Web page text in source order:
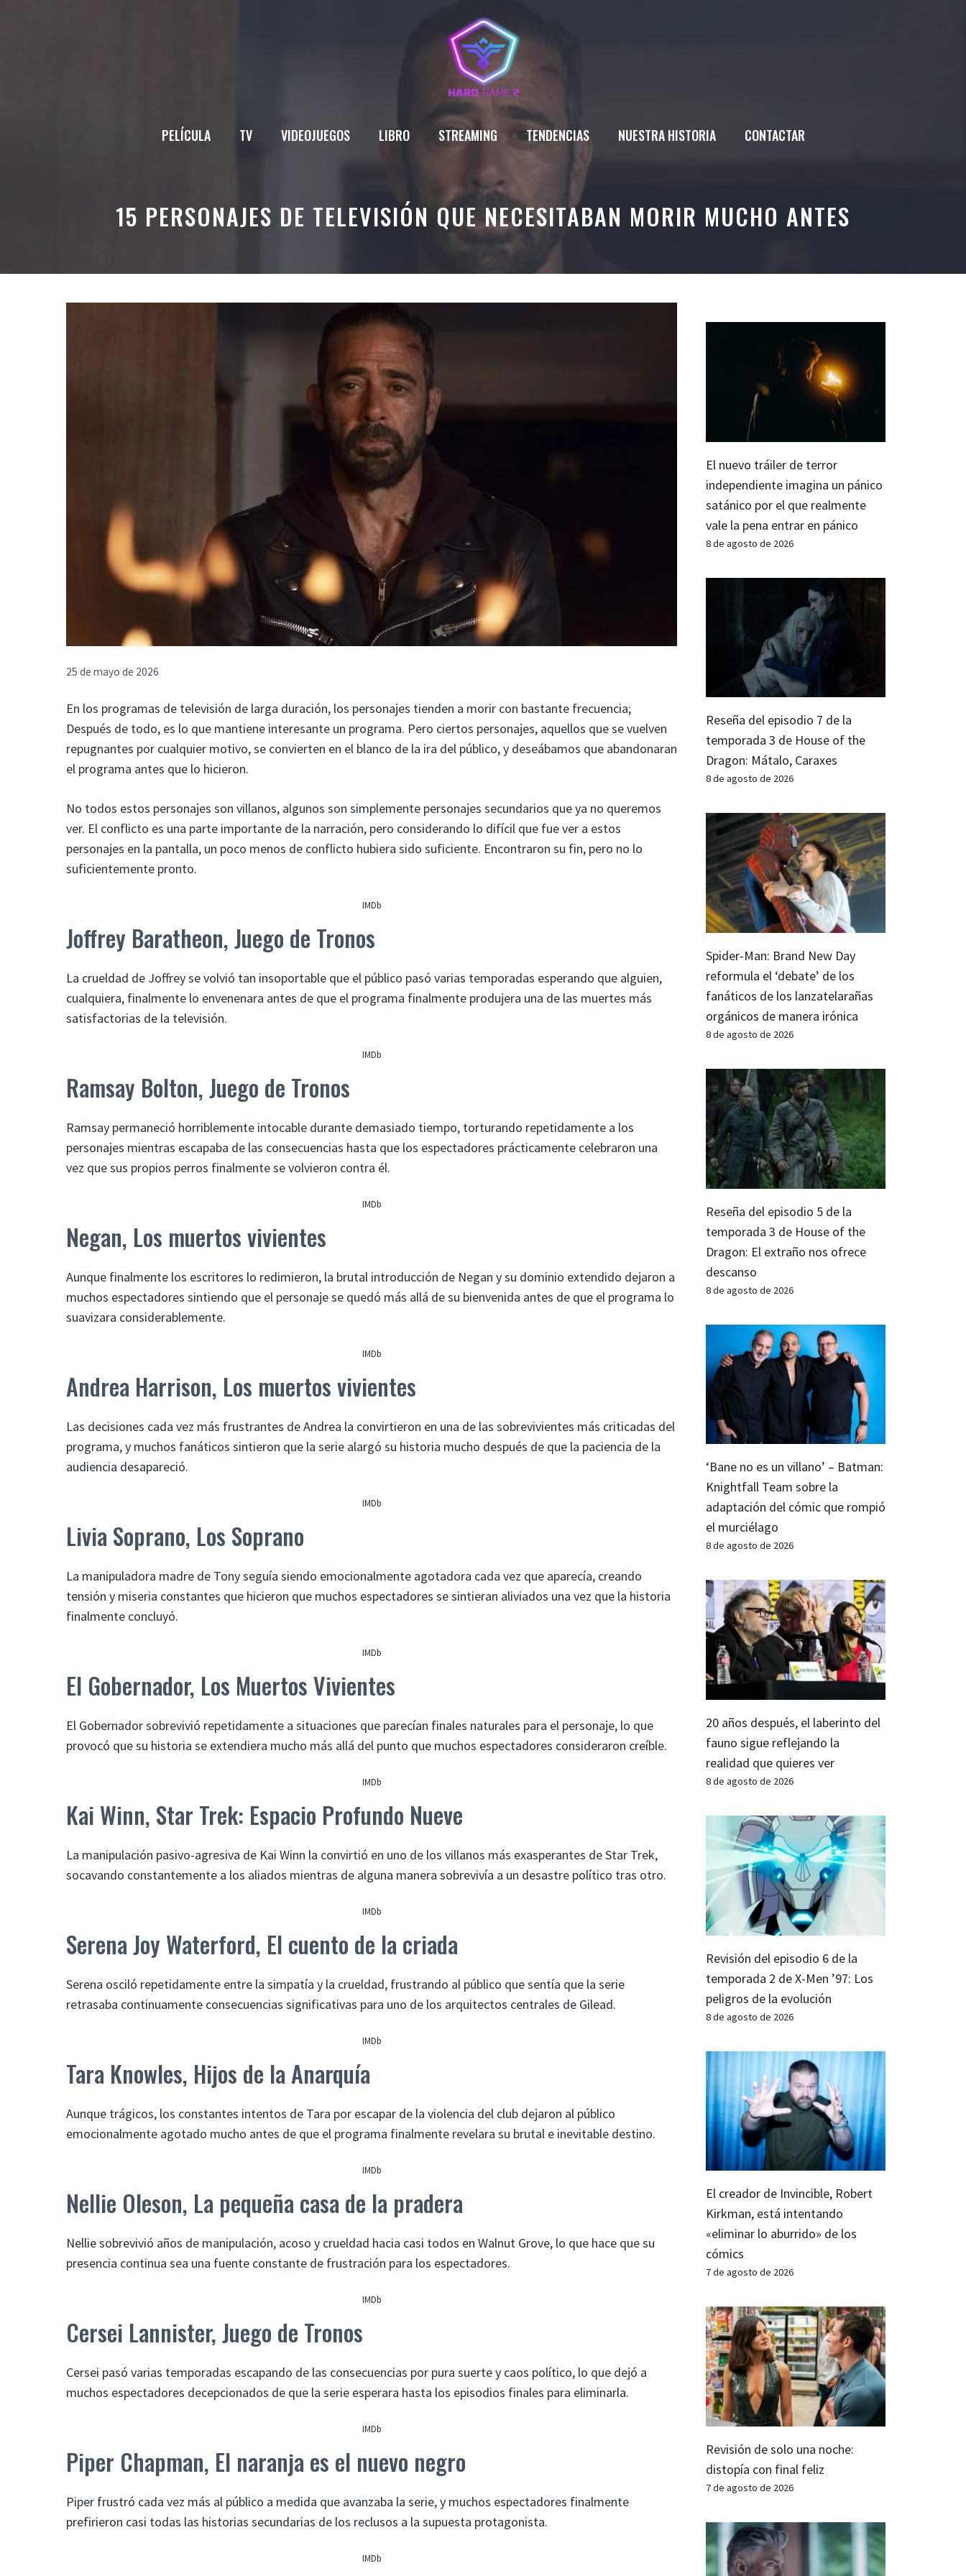
PELÍCULA TV VIDEOJUEGOS LIBRO STREAMING TENDENCIAS NUESTRA HISTORIA CONTACTAR
15 PERSONAJES DE TELEVISIÓN QUE NECESITABAN MORIR MUCHO ANTES
25 de mayo de 2026
En los programas de televisión de larga duración, los personajes tienden a morir con bastante frecuencia;
Después de todo, es lo que mantiene interesante un programa. Pero ciertos personajes, aquellos que se vuelven
repugnantes por cualquier motivo, se convierten en el blanco de la ira del público, y deseábamos que abandonaran
el programa antes que lo hicieron.
No todos estos personajes son villanos, algunos son simplemente personajes secundarios que ya no queremos
ver. El conflicto es una parte importante de la narración, pero considerando lo difícil que fue ver a estos
personajes en la pantalla, un poco menos de conflicto hubiera sido suficiente. Encontraron su fin, pero no lo
suficientemente pronto.
IMDb
Joffrey Baratheon, Juego de Tronos
La crueldad de Joffrey se volvió tan insoportable que el público pasó varias temporadas esperando que alguien,
cualquiera, finalmente lo envenenara antes de que el programa finalmente produjera una de las muertes más
satisfactorias de la televisión.
IMDb
Ramsay Bolton, Juego de Tronos
Ramsay permaneció horriblemente intocable durante demasiado tiempo, torturando repetidamente a los
personajes mientras escapaba de las consecuencias hasta que los espectadores prácticamente celebraron una
vez que sus propios perros finalmente se volvieron contra él.
IMDb
Negan, Los muertos vivientes
Aunque finalmente los escritores lo redimieron, la brutal introducción de Negan y su dominio extendido dejaron a
muchos espectadores sintiendo que el personaje se quedó más allá de su bienvenida antes de que el programa lo
suavizara considerablemente.
IMDb
Andrea Harrison, Los muertos vivientes
Las decisiones cada vez más frustrantes de Andrea la convirtieron en una de las sobrevivientes más criticadas del
programa, y ​​muchos fanáticos sintieron que la serie alargó su historia mucho después de que la paciencia de la
audiencia desapareció.
IMDb
Livia Soprano, Los Soprano
La manipuladora madre de Tony seguía siendo emocionalmente agotadora cada vez que aparecía, creando
tensión y miseria constantes que hicieron que muchos espectadores se sintieran aliviados una vez que la historia
finalmente concluyó.
IMDb
El Gobernador, Los Muertos Vivientes
El Gobernador sobrevivió repetidamente a situaciones que parecían finales naturales para el personaje, lo que
provocó que su historia se extendiera mucho más allá del punto que muchos espectadores consideraron creíble.
IMDb
Kai Winn, Star Trek: Espacio Profundo Nueve
La manipulación pasivo-agresiva de Kai Winn la convirtió en uno de los villanos más exasperantes de Star Trek,
socavando constantemente a los aliados mientras de alguna manera sobrevivía a un desastre político tras otro.
IMDb
Serena Joy Waterford, El cuento de la criada
Serena osciló repetidamente entre la simpatía y la crueldad, frustrando al público que sentía que la serie
retrasaba continuamente consecuencias significativas para uno de los arquitectos centrales de Gilead.
IMDb
Tara Knowles, Hijos de la Anarquía
Aunque trágicos, los constantes intentos de Tara por escapar de la violencia del club dejaron al público
emocionalmente agotado mucho antes de que el programa finalmente revelara su brutal e inevitable destino.
IMDb
Nellie Oleson, La pequeña casa de la pradera
Nellie sobrevivió años de manipulación, acoso y crueldad hacia casi todos en Walnut Grove, lo que hace que su
presencia continua sea una fuente constante de frustración para los espectadores.
IMDb
Cersei Lannister, Juego de Tronos
Cersei pasó varias temporadas escapando de las consecuencias por pura suerte y caos político, lo que dejó a
muchos espectadores decepcionados de que la serie esperara hasta los episodios finales para eliminarla.
IMDb
Piper Chapman, El naranja es el nuevo negro
Piper frustró cada vez más al público a medida que avanzaba la serie, y muchos espectadores finalmente
prefirieron casi todas las historias secundarias de los reclusos a la supuesta protagonista.
IMDb
El nuevo tráiler de terror
independiente imagina un pánico
satánico por el que realmente
vale la pena entrar en pánico
8 de agosto de 2026
Reseña del episodio 7 de la
temporada 3 de House of the
Dragon: Mátalo, Caraxes
8 de agosto de 2026
Spider-Man: Brand New Day
reformula el ‘debate’ de los
fanáticos de los lanzatelarañas
orgánicos de manera irónica
8 de agosto de 2026
Reseña del episodio 5 de la
temporada 3 de House of the
Dragon: El extraño nos ofrece
descanso
8 de agosto de 2026
‘Bane no es un villano’ – Batman:
Knightfall Team sobre la
adaptación del cómic que rompió
el murciélago
8 de agosto de 2026
20 años después, el laberinto del
fauno sigue reflejando la
realidad que quieres ver
8 de agosto de 2026
Revisión del episodio 6 de la
temporada 2 de X-Men ’97: Los
peligros de la evolución
8 de agosto de 2026
El creador de Invincible, Robert
Kirkman, está intentando
«eliminar lo aburrido» de los
cómics
7 de agosto de 2026
Revisión de solo una noche:
distopía con final feliz
7 de agosto de 2026